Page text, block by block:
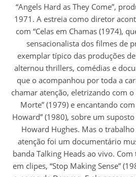
“Angels Hard as They Come”,
1971. A estreia como diretor
com “Celas em Chamas (1974),
sensacionalista dos filmes de
exemplar típico das produções
alternou thrillers, comédias e
que o acompanhou por toda a
chamar atenção, eletrizando com o
Morte” (1979) e encantando
Howard” (1980), sobre um
Howard Hughes. Mas o
atenção foi um documentário
banda Talking Heads ao vivo.
em clipes, “Stop Making Sense”